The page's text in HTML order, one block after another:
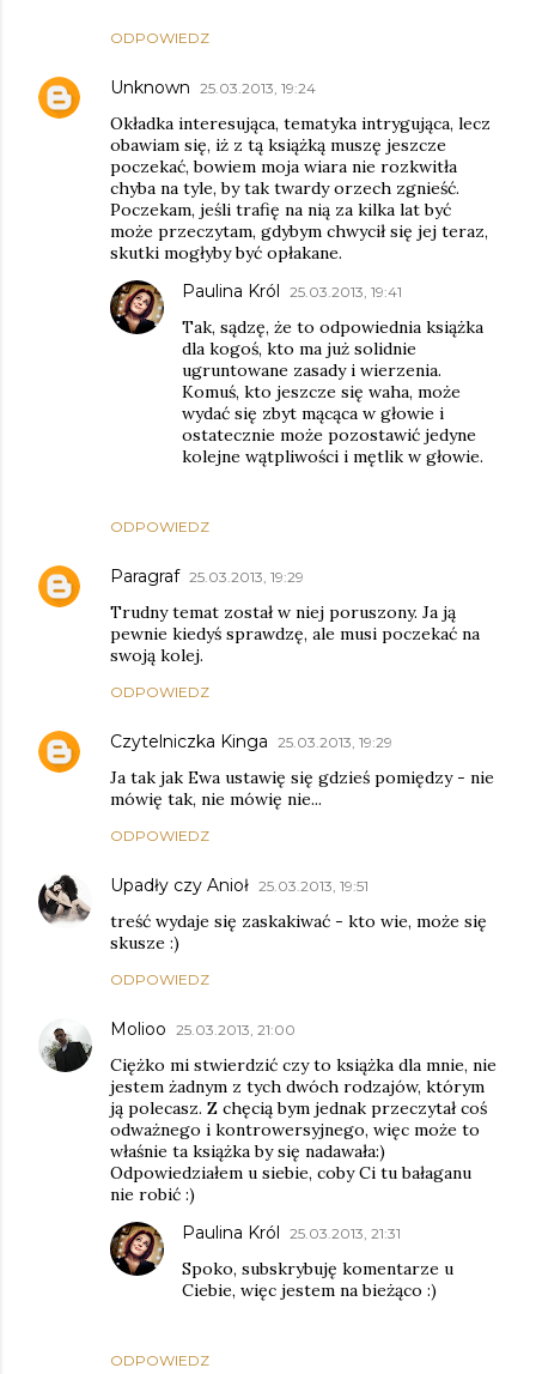
ODPOWIEDZ
Unknown 25.03.2013, 19:24
Okładka interesująca, tematyka intrygująca, lecz
obawiam się, iż z tą książką muszę jeszcze
poczekać, bowiem moja wiara nie rozkwitła
chyba na tyle, by tak twardy orzech zgnieść.
Poczekam, jeśli trafię na nią za kilka lat być
może przeczytam, gdybym chwycił się jej teraz,
skutki mogłyby być opłakane.
ODPOWIEDZ
Paulina Król 25.03.2013, 19:41
Tak, sądzę, że to odpowiednia książka
dla kogoś, kto ma już solidnie
ugruntowane zasady i wierzenia.
Komuś, kto jeszcze się waha, może
wydać się zbyt mącąca w głowie i
ostatecznie może pozostawić jedyne
kolejne wątpliwości i mętlik w głowie.
Paragraf 25.03.2013, 19:29
Trudny temat został w niej poruszony. Ja ją
pewnie kiedyś sprawdzę, ale musi poczekać na
swoją kolej.
ODPOWIEDZ
Czytelniczka Kinga 25.03.2013, 19:29
Ja tak jak Ewa ustawię się gdzieś pomiędzy - nie
mówię tak, nie mówię nie...
ODPOWIEDZ
Upadły czy Anioł 25.03.2013, 19:51
treść wydaje się zaskakiwać - kto wie, może się
skusze :)
ODPOWIEDZ
Molioo 25.03.2013, 21:00
Ciężko mi stwierdzić czy to książka dla mnie, nie
jestem żadnym z tych dwóch rodzajów, którym
ją polecasz. Z chęcią bym jednak przeczytał coś
odważnego i kontrowersyjnego, więc może to
właśnie ta książka by się nadawała:)
Odpowiedziałem u siebie, coby Ci tu bałaganu
nie robić :)
ODPOWIEDZ
Paulina Król 25.03.2013, 21:31
Spoko, subskrybuję komentarze u
Ciebie, więc jestem na bieżąco :)